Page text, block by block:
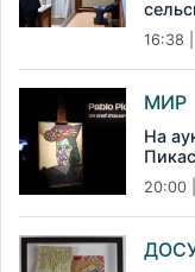
16:38
МИР
На
20:00